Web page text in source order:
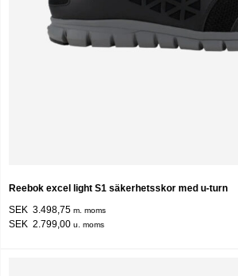
Reebok excel light S1 säkerhetsskor med u-turn
SEK 3.498,75 m. moms
SEK 2.799,00 u. moms